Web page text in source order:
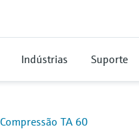
Indústrias Suporte
TA 60